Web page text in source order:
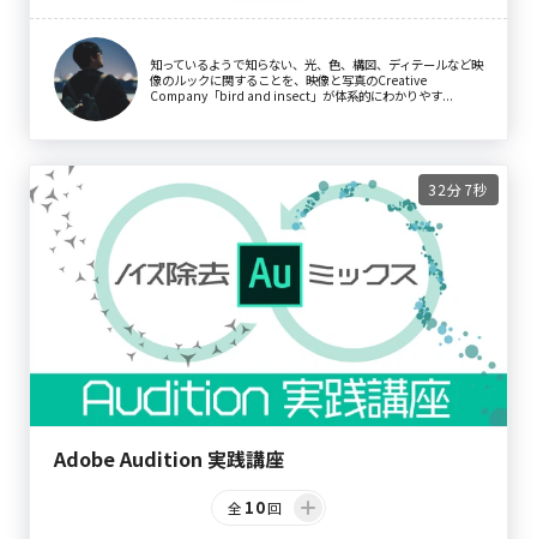
知っているようで知らない、光、色、構図、ディテールなど映
像のルックに関することを、映像と写真のCreative
Company「bird and insect」が体系的にわかりやす...
32分7秒
Adobe Audition 実践講座
全 10回